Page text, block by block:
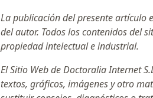
La publicación del presente artículo
del autor. Todos los contenidos del
propiedad intelectual e industrial.
El Sitio Web de Doctoralia Internet
textos, gráficos, imágenes y otro